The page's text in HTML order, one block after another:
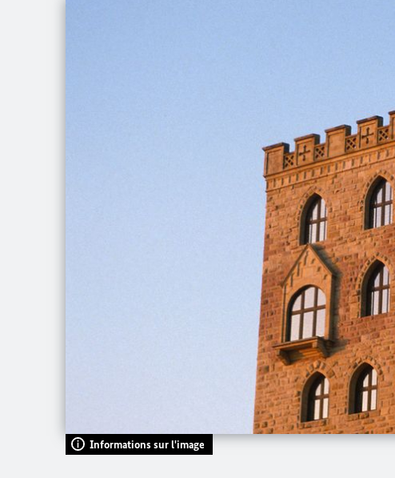
Informations sur l'image